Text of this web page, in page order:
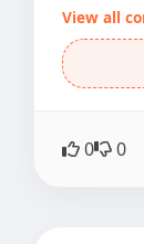
View all
0 0